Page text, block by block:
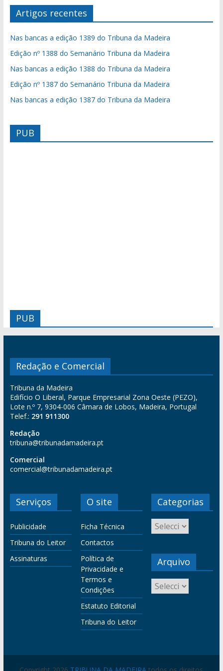
Artigos recentes
Nas bancas a edição 1389 do Tribuna da Madeira
Edição nº 1388 do Semanário Tribuna da Madeira
Nas bancas a edição 1388 do Tribuna da Madeira
Edição nº 1387 do Semanário Tribuna da Madeira
Nas bancas a edição 1387 do Tribuna da Madeira
PUB
PUB
Redação e Comercial
Tribuna da Madeira
Edifício O Liberal, Parque Empresarial Zona Oeste (PEZO),
Lote n.º 7, 9304-006 Câmara de Lobos, Madeira, Portugal
Telef.: 291 911300
Redação
tribuna@tribunadamadeira.pt
Comercial
comercial@tribunadamadeira.pt
Serviços
Publicidade
Tribuna do Leitor
Assinaturas
O site
Ficha Técnica
Contactos
Política de
Privacidade e
Termos e
Condições
Estatuto Editorial
Tribuna do Leitor
Categorias
Arquivo